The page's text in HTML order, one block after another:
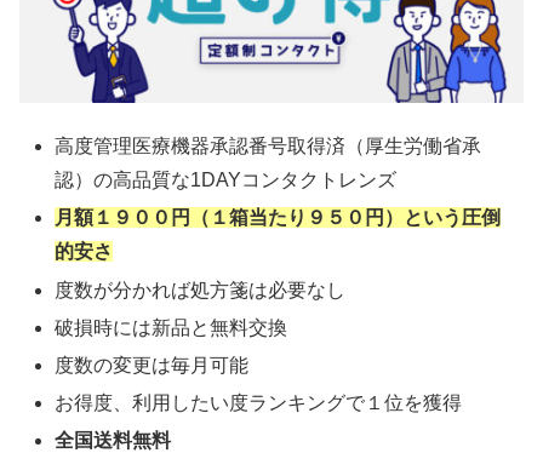
高度管理医療機器承認番号取得済（厚生労働省承
認）の高品質な1DAYコンタクトレンズ
月額１９００円（１箱当たり９５０円）という圧倒
的安さ
度数が分かれば処方箋は必要なし
破損時には新品と無料交換
度数の変更は毎月可能
お得度、利用したい度ランキングで１位を獲得
全国送料無料